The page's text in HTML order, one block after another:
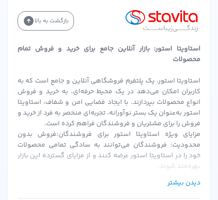
بازگشت به بالا
استاویتا استور: بازار آنلاین جامع برای خرید و فروش تمام
محصولات
استاویتا استور، یک پلتفرم فروشگاهی آنلاین و جامع است که به
کاربران امکان می‌دهد در یک محیط حرفه‌ای، به خرید و فروش
انواع محصولات بپردازند. با ایجاد فضایی امن و شفاف، استاویتا
استور به‌عنوان یک بستر نوآورانه، تجربه‌ای منحصر به فرد از خرید و
فروش را برای مشتریان و فروشندگان فراهم کرده است.
مزایای ویژه استاویتا استور برای فروشندگان:فروش بدون
محدودیت: فروشندگان می‌توانند به سادگی تمامی محصولات
خود را در استاویتا استور عرضه کنند و از مزایای گسترده این بازار
بهره‌مند شوند.
فروشندگان می‌توانند به سرعت فعالیت خود را آغاز کنند.
دیدن بیشتر